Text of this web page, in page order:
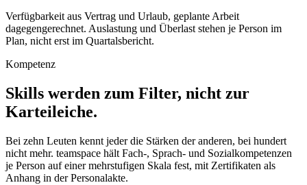
Verfügbarkeit aus Vertrag und Urlaub, geplante Arbeit
dagegengerechnet. Auslastung und Überlast stehen je Person im
Plan, nicht erst im Quartalsbericht.
Kompetenz
Skills werden zum Filter, nicht zur
Karteileiche.
Bei zehn Leuten kennt jeder die Stärken der anderen, bei hundert
nicht mehr. teamspace hält Fach-, Sprach- und Sozialkompetenzen
je Person auf einer mehrstufigen Skala fest, mit Zertifikaten als
Anhang in der Personalakte.